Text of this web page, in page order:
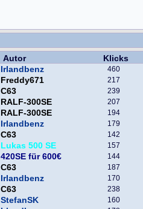
Autor Klicks
Irlandbenz 460
Freddy671 217
C63 239
RALF-300SE 207
RALF-300SE 194
Irlandbenz 179
C63 142
Lukas 500 SE 157
420SE für 600€ 144
C63 187
Irlandbenz 170
C63 238
StefanSK 160